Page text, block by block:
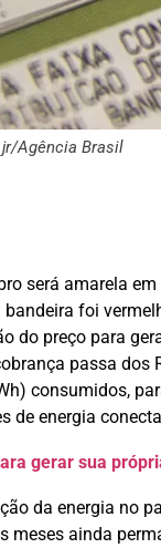
Agência Brasil
será amarela
foi
do preço para
passa dos
consumidos,
de energia
gerar sua
da energia no
meses ainda